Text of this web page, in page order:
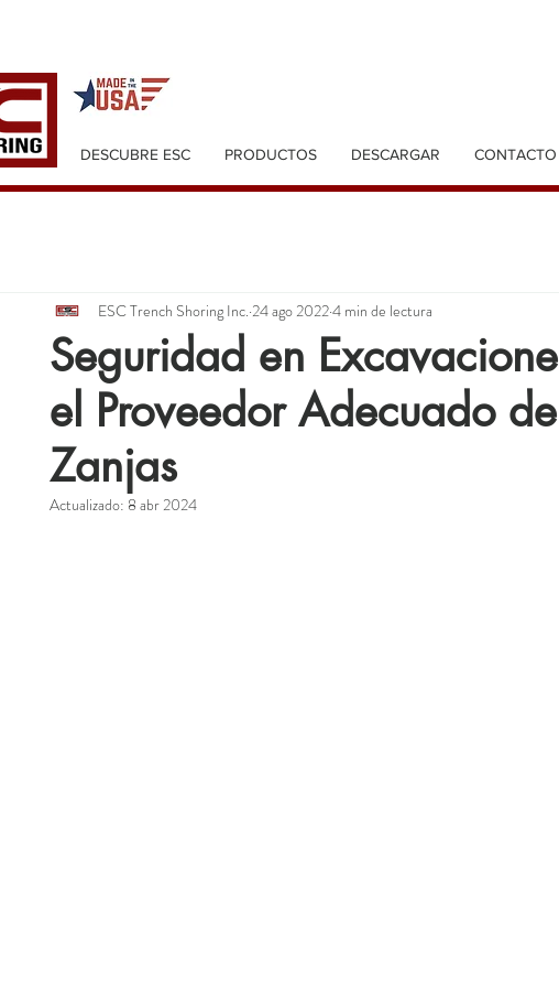
DESCUBRE ESC PRODUCTOS DESCARGAR CONTACTO
Seguridad en
el Proveedor Adecuado
Zanjas
ESC Trench Shoring Inc. 24 ago 20224 min de lectura
Actualizado: 8 abr 2024